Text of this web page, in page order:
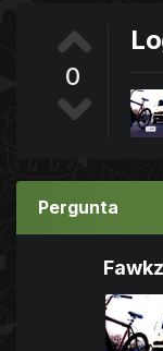
0
Pergunta